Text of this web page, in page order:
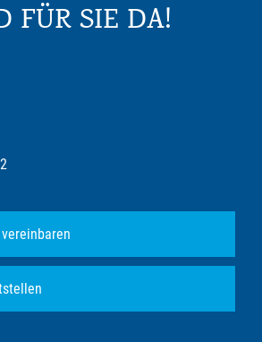
FÜR SIE DA!